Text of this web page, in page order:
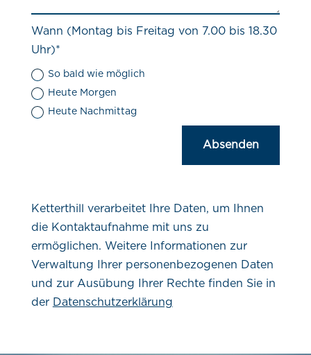
Wann (Montag bis Freitag von 7.00 bis 18.30
Uhr)*
So bald wie möglich
Heute Morgen
Heute Nachmittag
Absenden
Ketterthill verarbeitet Ihre Daten, um Ihnen
die Kontaktaufnahme mit uns zu
ermöglichen. Weitere Informationen zur
Verwaltung Ihrer personenbezogenen Daten
und zur Ausübung Ihrer Rechte finden Sie in
der Datenschutzerklärung